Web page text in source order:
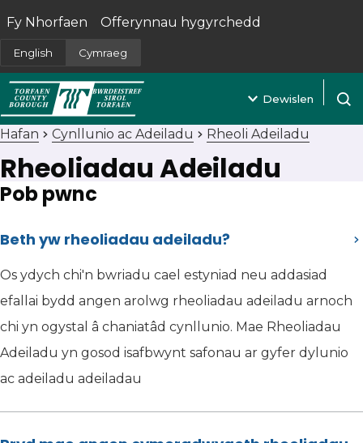
English Cymraeg
Fy Nhorfaen
(yn agor mewn tab newydd)
Offerynnau hygyrchedd
Dewislen
Hafan Cynllunio ac Adeiladu Rheoli Adeiladu
Rheoliadau Adeiladu
Pob pwnc
Beth yw rheoliadau adeiladu?
Os ydych chi'n bwriadu cael estyniad neu addasiad
efallai bydd angen arolwg rheoliadau adeiladu arnoch
chi yn ogystal â chaniatâd cynllunio. Mae Rheoliadau
Adeiladu yn gosod isafbwynt safonau ar gyfer dylunio
ac adeiladu adeiladau